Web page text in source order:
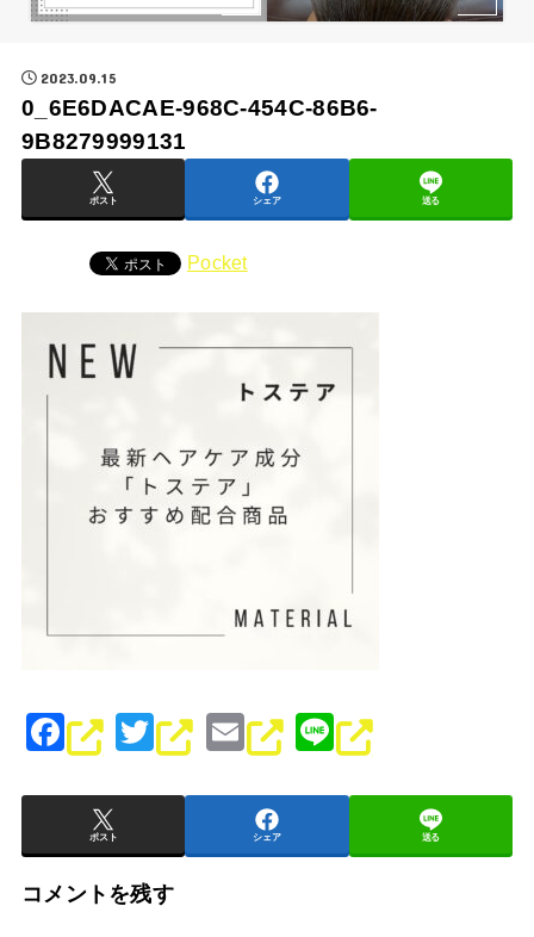
2023.09.15
0_6E6DACAE-968C-454C-86B6-
9B8279999131
ポスト シェア 送る
Pocket
F
a
c
e
b
T
wi
tt
er
E
m
ai
l
Li
n
e
ポスト シェア 送る
コメントを残す